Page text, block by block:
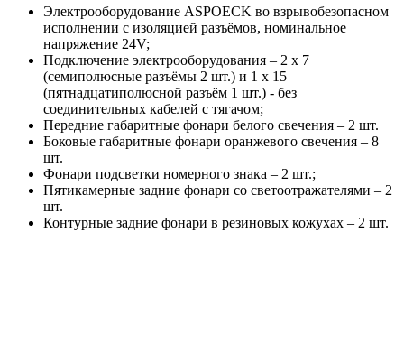
Электрооборудование ASPOECK во взрывобезопасном
исполнении с изоляцией разъёмов, номинальное
напряжение 24V;
Подключение электрооборудования – 2 х 7
(семиполюсные разъёмы 2 шт.) и 1 х 15
(пятнадцатиполюсной разъём 1 шт.) - без
соединительных кабелей с тягачом;
Передние габаритные фонари белого свечения – 2 шт.
Боковые габаритные фонари оранжевого свечения – 8
шт.
Фонари подсветки номерного знака – 2 шт.;
Пятикамерные задние фонари со светоотражателями – 2
шт.
Контурные задние фонари в резиновых кожухах – 2 шт.